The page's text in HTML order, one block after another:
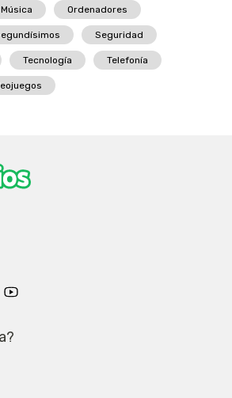
Música Ordenadores
Seguridad
Tecnología Telefonía